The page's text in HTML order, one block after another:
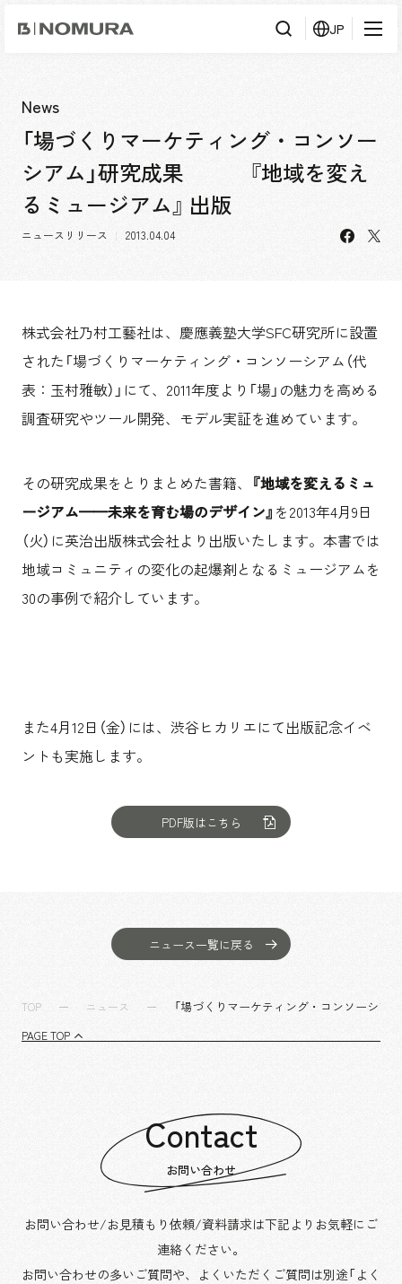
乃
村
工
JP
索
事業内容
事業内容TOP
市場領域
会社情報
会社情報TOP
役員構成・組織図
拠点一覧
グループ会社
沿革
アーバン & リテール
ホスピタリティ
コーポレート
エンターテインメント
採用情報TOP
新卒採用
キャリア採用
働く環境
IR情報
サステナビリティ
ニュース
よくあるご質問
協力会社様専用ページ
乃村工藝社の実績紹介を中心に発信しております
空間づくりのプロセスをお届けしております
News
「場づくりマーケティング・コンソー
シアム」研究成果 『地域を変え
るミュージアム』 出版
ニュースリリース 2013.04.04 X
株式会社乃村工藝社は、慶應義塾大学SFC研究所に設置
された「場づくりマーケティング・コンソーシアム（代
表：玉村雅敏）」にて、2011年度より「場」の魅力を高める
調査研究やツール開発、モデル実証を進めています。
その研究成果をとりまとめた書籍、 『地域を変えるミュ
ージアム——未来を育む場のデザイン』 を2013年4月9日
（火）に英治出版株式会社より出版いたします。本書では
地域コミュニティの変化の起爆剤となるミュージアムを
30の事例で紹介しています。
また4月12日（金）には、渋谷ヒカリエにて出版記念イベ
ントも実施します。
PDF版はこちら
ニュース一覧に戻る
TOP ニュース 「場づくりマーケティング・コンソーシ
PAGE TOP
Contact
お問い合わせ
お問い合わせ/お見積もり依頼/資料請求は下記よりお気軽にご
連絡ください。
お問い合わせの多いご質問や、よくいただくご質問は別途「よく